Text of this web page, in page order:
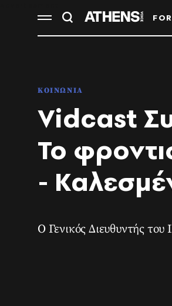
ΚΟΙΝΩΝΙΑ
Vidcast
Το
-
Ο Γενικός Διευθυντής